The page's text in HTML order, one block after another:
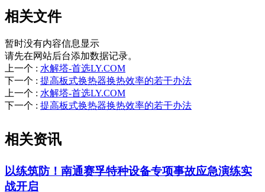
相关文件
暂时没有内容信息显示
请先在网站后台添加数据记录。
上一个 : 水解塔-首选LY.COM
下一个 : 提高板式换热器换热效率的若干办法
上一个 : 水解塔-首选LY.COM
下一个 : 提高板式换热器换热效率的若干办法
相关资讯
以练筑防！南通赛孚特种设备专项事故应急演练实
战开启